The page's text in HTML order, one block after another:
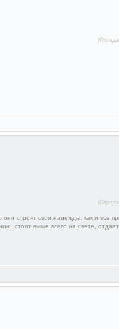
строят свои надежды, как и все
стоит выше всего на свете,